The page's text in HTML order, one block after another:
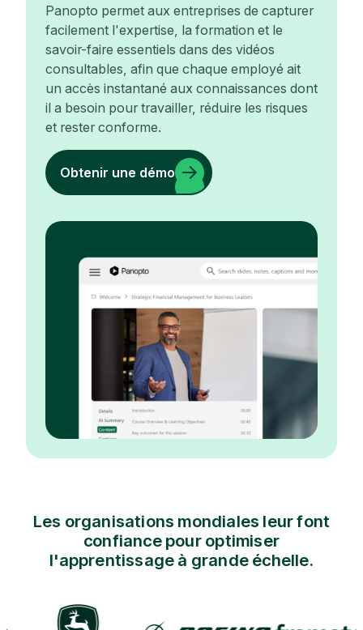
Panopto permet aux entreprises de capturer
facilement l'expertise, la formation et le
savoir-faire essentiels dans des vidéos
consultables, afin que chaque employé ait
un accès instantané aux connaissances dont
il a besoin pour travailler, réduire les risques
et rester conforme.
Obtenir une démo
Les organisations mondiales leur font
confiance pour optimiser
l'apprentissage à grande échelle.